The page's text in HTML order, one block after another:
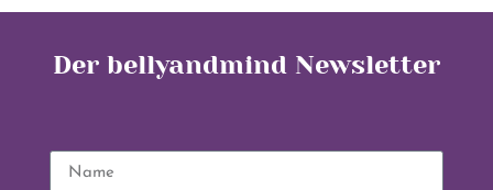
Der bellyandmind Newsletter